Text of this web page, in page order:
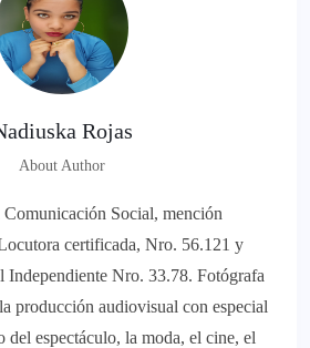
Rojas
About Author
Social, mención
certificada, Nro. 56.121 y
Independiente Nro. 33.78. Fotógrafa
producción audiovisual con especial
del espectáculo, la moda, el cine, el